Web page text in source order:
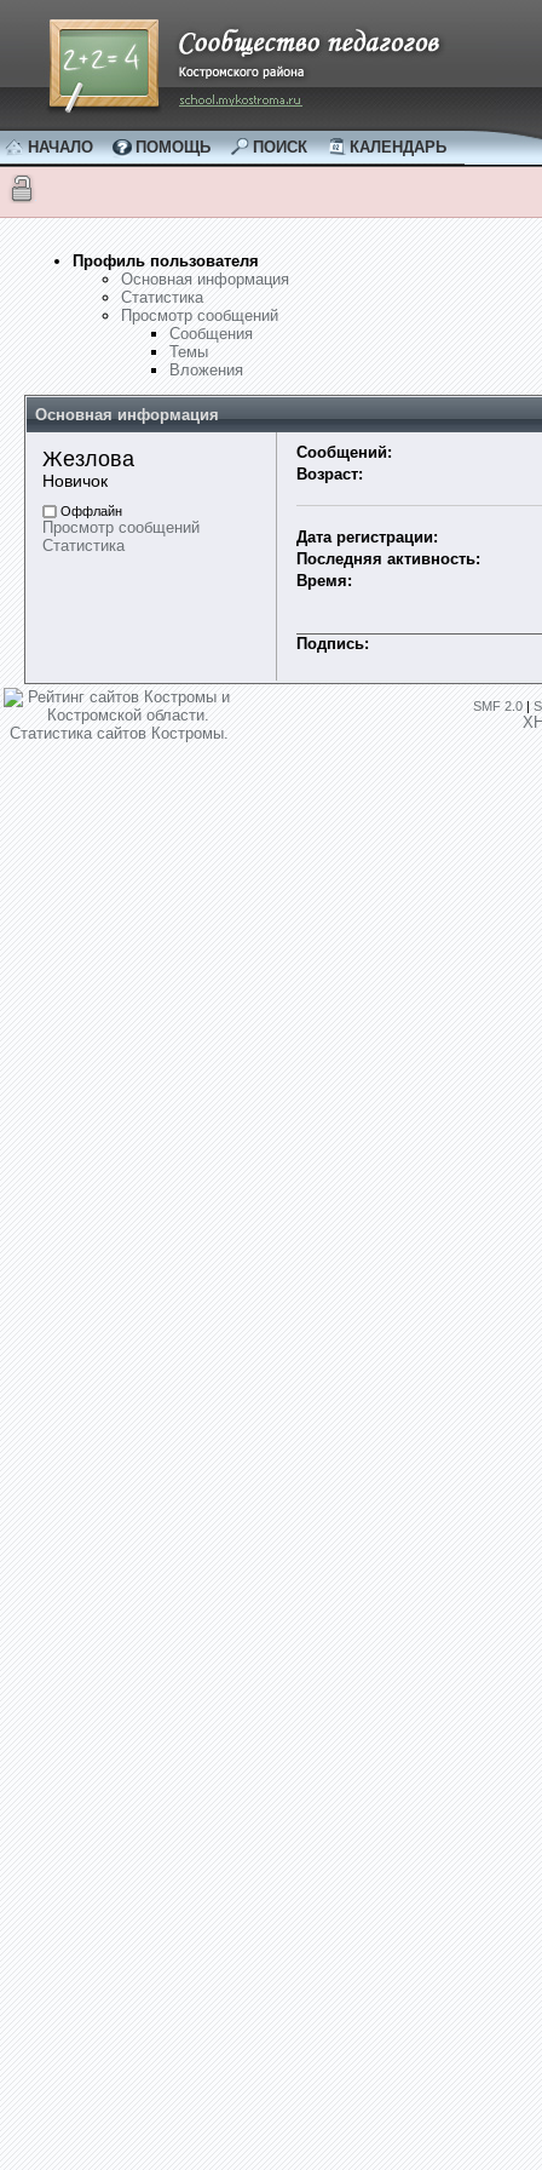
НАЧАЛО ПОМОЩЬ ПОИСК КАЛЕНДАРЬ
Профиль пользователя
Основная информация
Статистика
Просмотр сообщений
Сообщения
Темы
Вложения
Основная информация
Жезлова
Новичок
Оффлайн
Просмотр сообщений
Статистика
Сообщений:
Возраст:
Дата регистрации:
Последняя активность:
Время:
Подпись:
SMF 2.0 |